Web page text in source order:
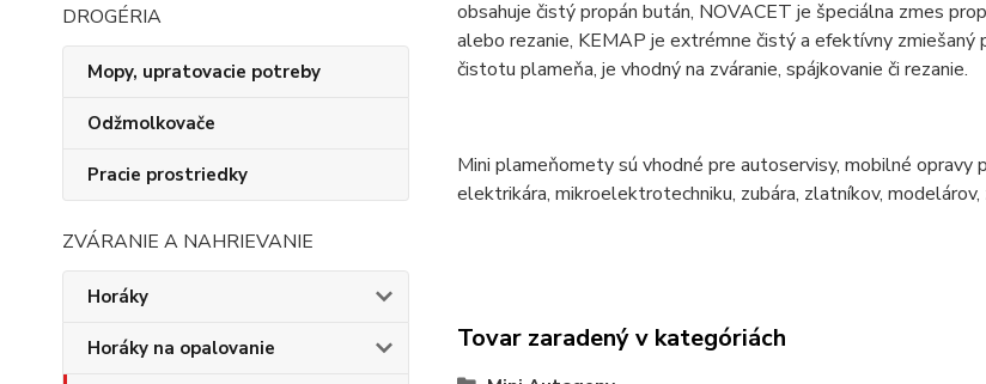
DROGÉRIA
Mopy, upratovacie potreby
Odžmolkovače
Pracie prostriedky
ZVÁRANIE A NAHRIEVANIE
Horáky
Horáky na opalovanie
obsahuje čistý propán bután, NOVACET je špeciálna zmes
alebo rezanie, KEMAP je extrémne čistý a efektívny
čistotu plameňa, je vhodný na zváranie, spájkovanie či rezanie.
Mini plameňomety sú vhodné pre autoservisy, mobilné
elektrikára, mikroelektrotechniku, zubára, zlatníkov,
Tovar zaradený v kategóriách